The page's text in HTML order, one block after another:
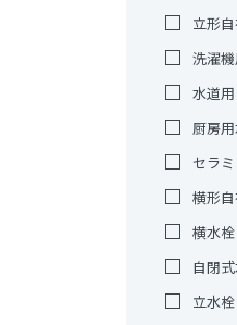
立形
洗濯
水道
厨房
セラ
横形
横水栓
自閉
立水栓